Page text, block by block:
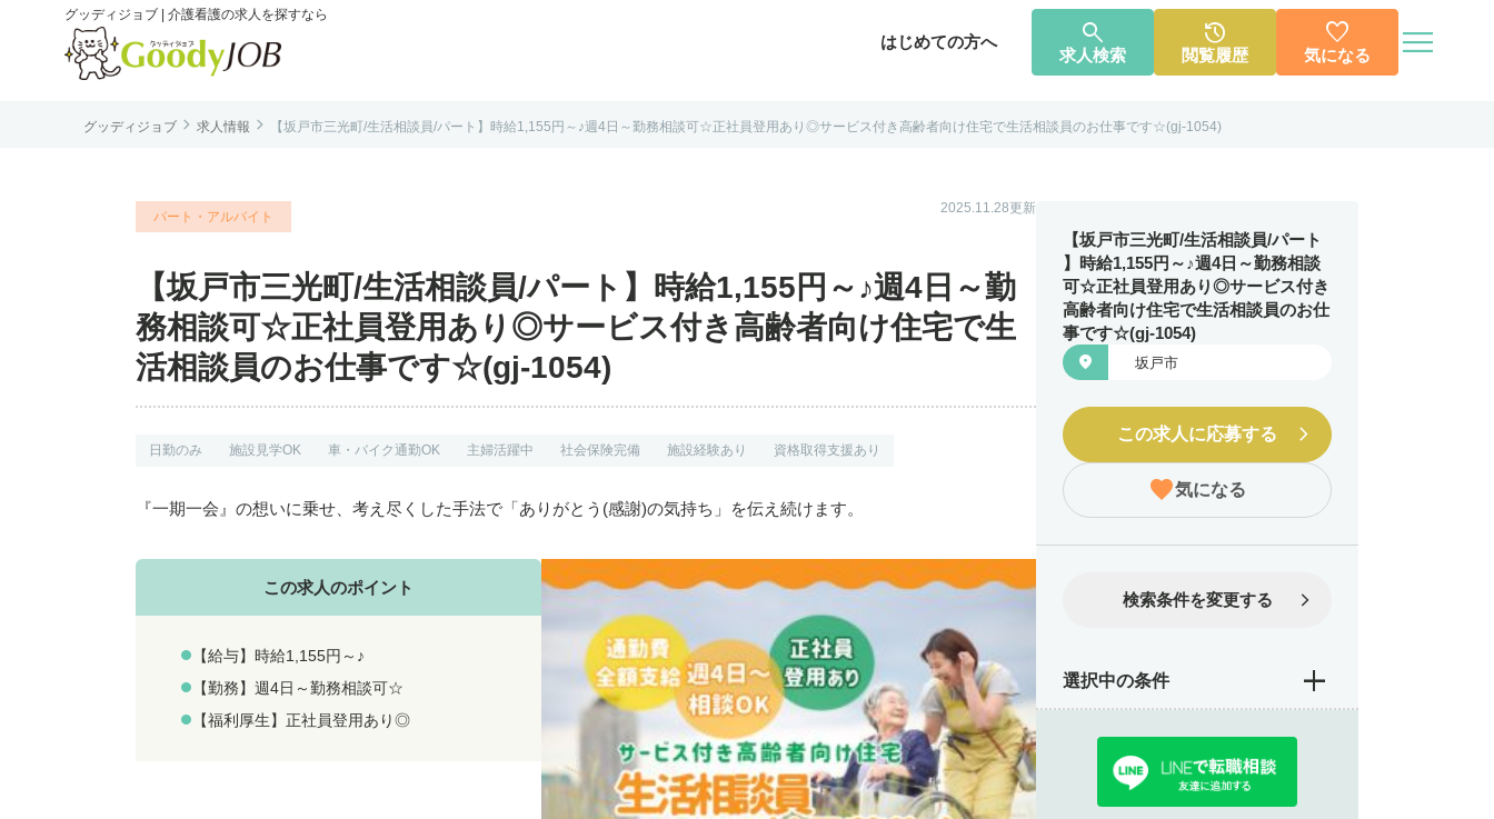
グッディジョブ | 介護看護の求人を探すなら
はじめての方へ 
求人検索

閲覧履歴

気になる 
はじめての方へ よくあるご質問 転職お役立ち情報 運営会社案内 個人情報保護方針 利用規約
グッディジョブ  求人情報  【坂戸市三光町/生活相談員/パート】時給1,155円～♪週4日～勤務相談可☆正社員登用あり◎サービス付き高齢者向け住宅で生活相談員のお仕事です☆(gj-1054)
2025.11.28更新
パート・アルバイト
【坂戸市三光町/生活相談員/パート】時給1,155円～♪週4日～勤
務相談可☆正社員登用あり◎サービス付き高齢者向け住宅で生
活相談員のお仕事です☆(gj-1054)
日勤のみ 施設見学OK 車・バイク通勤OK 主婦活躍中 社会保険完備 施設経験あり 資格取得支援あり
『一期一会』の想いに乗せ、考え尽くした手法で「ありがとう(感謝)の気持ち」を伝え続けます。
この求人のポイント
【給与】時給1,155円～♪
【勤務】週4日～勤務相談可☆
【福利厚生】正社員登用あり◎
【坂戸市三光町/生活相談員/パート
】時給1,155円～♪週4日～勤務相談
可☆正社員登用あり◎サービス付き
高齢者向け住宅で生活相談員のお仕
事です☆(gj-1054)
 坂戸市
この求人に応募する
気になる
検索条件を変更する
選択中の条件